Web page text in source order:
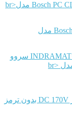
M6NM-NMAX2000 MIN سروو موتور DC 170V بدون ترمز